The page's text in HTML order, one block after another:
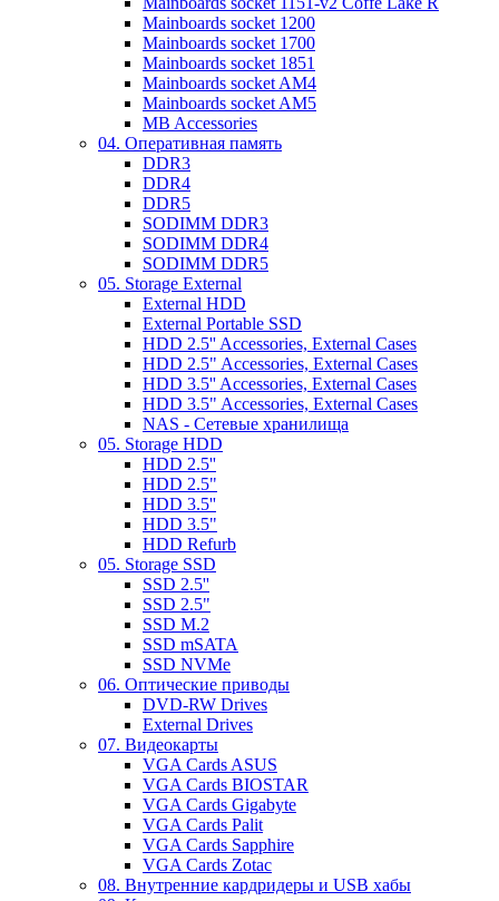
Mainboards socket 1200
Mainboards socket 1700
Mainboards socket 1851
Mainboards socket AM4
Mainboards socket AM5
MB Accessories
04. Оперативная память
DDR3
DDR4
DDR5
SODIMM DDR3
SODIMM DDR4
SODIMM DDR5
05. Storage External
External HDD
External Portable SSD
HDD 2.5'' Accessories, External Cases
HDD 2.5" Accessories, External Cases
HDD 3.5'' Accessories, External Cases
HDD 3.5" Accessories, External Cases
NAS - Сетевые хранилища
05. Storage HDD
HDD 2.5''
HDD 2.5"
HDD 3.5''
HDD 3.5"
HDD Refurb
05. Storage SSD
SSD 2.5''
SSD 2.5"
SSD M.2
SSD mSATA
SSD NVMe
06. Оптические приводы
DVD-RW Drives
External Drives
07. Видеокарты
VGA Cards ASUS
VGA Cards BIOSTAR
VGA Cards Gigabyte
VGA Cards Palit
VGA Cards Sapphire
VGA Cards Zotac
08. Внутренние кардридеры и USB хабы